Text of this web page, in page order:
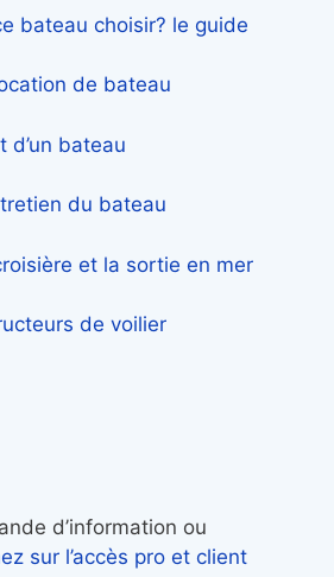
bateau choisir? le guide
de bateau
d’un bateau
du bateau
et la sortie en mer
de voilier
d’information ou
sur l’accès pro et client